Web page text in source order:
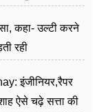
कहा- उल्टी करने
रही
इंजीनियर,रैपर
ऐसे चढ़े सत्ता की